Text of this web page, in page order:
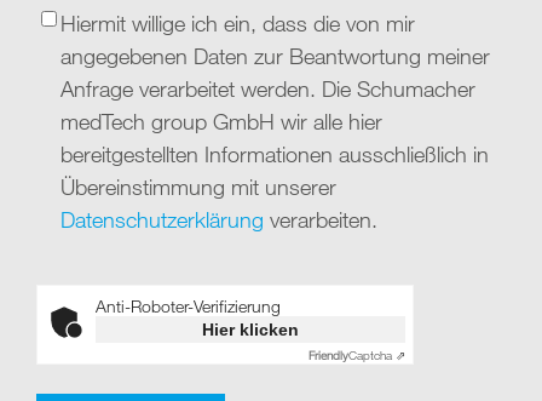
Hiermit willige ich ein, dass die von mir
angegebenen Daten zur Beantwortung meiner
Anfrage verarbeitet werden. Die Schumacher
medTech group GmbH wir alle hier
bereitgestellten Informationen ausschließlich in
Übereinstimmung mit unserer
Datenschutzerklärung verarbeiten.
Anti-Roboter-Verifizierung
Hier klicken
FriendlyCaptcha ⇗